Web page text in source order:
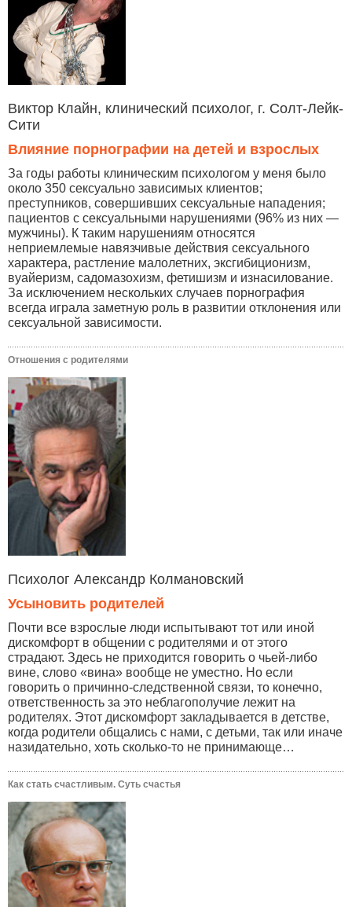
Виктор Клайн, клинический психолог, г. Солт-Лейк-
Сити
Влияние порнографии на детей и взрослых
За годы работы клиническим психологом у меня было
около 350 сексуально зависимых клиентов;
преступников, совершивших сексуальные нападения;
пациентов с сексуальными нарушениями (96% из них —
мужчины). К таким нарушениям относятся
неприемлемые навязчивые действия сексуального
характера, растление малолетних, эксгибиционизм,
вуайеризм, садомазохизм, фетишизм и изнасилование.
За исключением нескольких случаев порнография
всегда играла заметную роль в развитии отклонения или
сексуальной зависимости.
Отношения с родителями
Психолог Александр Колмановский
Усыновить родителей
Почти все взрослые люди испытывают тот или иной
дискомфорт в общении с родителями и от этого
страдают. Здесь не приходится говорить о чьей-либо
вине, слово «вина» вообще не уместно. Но если
говорить о причинно-следственной связи, то конечно,
ответственность за это неблагополучие лежит на
родителях. Этот дискомфорт закладывается в детстве,
когда родители общались с нами, с детьми, так или иначе
назидательно, хоть сколько-то не принимающе…
Как стать счастливым. Суть счастья